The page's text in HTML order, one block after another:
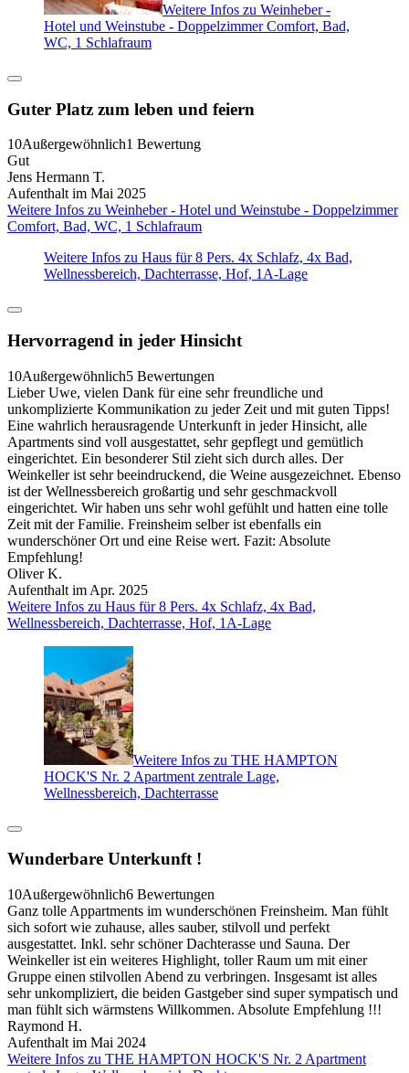
Weitere Infos zu Weinheber -
Hotel und Weinstube - Doppelzimmer Comfort, Bad,
WC, 1 Schlafraum
Guter Platz zum leben und feiern
10Außergewöhnlich1 Bewertung
Gut
Jens Hermann T.
Aufenthalt im Mai 2025
Weitere Infos zu Weinheber - Hotel und Weinstube - Doppelzimmer
Comfort, Bad, WC, 1 Schlafraum
Weitere Infos zu Haus für 8 Pers. 4x Schlafz, 4x Bad,
Wellnessbereich, Dachterrasse, Hof, 1A-Lage
Hervorragend in jeder Hinsicht
10Außergewöhnlich5 Bewertungen
Lieber Uwe, vielen Dank für eine sehr freundliche und
unkomplizierte Kommunikation zu jeder Zeit und mit guten Tipps!
Eine wahrlich herausragende Unterkunft in jeder Hinsicht, alle
Apartments sind voll ausgestattet, sehr gepflegt und gemütlich
eingerichtet. Ein besonderer Stil zieht sich durch alles. Der
Weinkeller ist sehr beeindruckend, die Weine ausgezeichnet. Ebenso
ist der Wellnessbereich großartig und sehr geschmackvoll
eingerichtet. Wir haben uns sehr wohl gefühlt und hatten eine tolle
Zeit mit der Familie. Freinsheim selber ist ebenfalls ein
wunderschöner Ort und eine Reise wert. Fazit: Absolute
Empfehlung!
Oliver K.
Aufenthalt im Apr. 2025
Weitere Infos zu Haus für 8 Pers. 4x Schlafz, 4x Bad,
Wellnessbereich, Dachterrasse, Hof, 1A-Lage
Weitere Infos zu THE HAMPTON
HOCK'S Nr. 2 Apartment zentrale Lage,
Wellnessbereich, Dachterrasse
Wunderbare Unterkunft !
10Außergewöhnlich6 Bewertungen
Ganz tolle Appartments im wunderschönen Freinsheim. Man fühlt
sich sofort wie zuhause, alles sauber, stilvoll und perfekt
ausgestattet. Inkl. sehr schöner Dachterasse und Sauna. Der
Weinkeller ist ein weiteres Highlight, toller Raum um mit einer
Gruppe einen stilvollen Abend zu verbringen. Insgesamt ist alles
sehr unkompliziert, die beiden Gastgeber sind super sympatisch und
man fühlt sich wärmstens Willkommen. Absolute Empfehlung !!!
Raymond H.
Aufenthalt im Mai 2024
Weitere Infos zu THE HAMPTON HOCK'S Nr. 2 Apartment